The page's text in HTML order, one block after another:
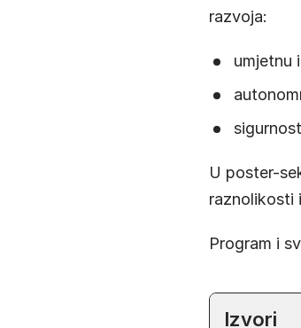
razvoja:
umjetnu
U poster-
raznolikosti
Program i
Izvori